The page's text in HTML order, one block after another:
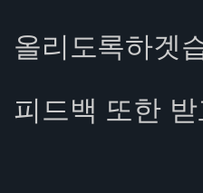
올리도록하겟
피드백 또한